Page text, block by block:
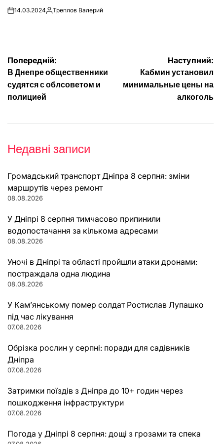
on14.03.2024Опубліковано
Треплов Валерий
Навігація
записів
Попередній:
В Днепре общественники
судятся с облсоветом и
полицией
Наступний:
Кабмин установил
минимальные цены на
алкоголь
Недавні записи
Громадський транспорт Дніпра 8 серпня: зміни
маршрутів через ремонт
08.08.2026
У Дніпрі 8 серпня тимчасово припинили
водопостачання за кількома адресами
08.08.2026
Уночі в Дніпрі та області пройшли атаки дронами:
постраждала одна людина
08.08.2026
У Кам’янському помер солдат Ростислав Лупашко
під час лікування
07.08.2026
Обрізка рослин у серпні: поради для садівників
Дніпра
07.08.2026
Затримки поїздів з Дніпра до 10+ годин через
пошкодження інфраструктури
07.08.2026
Погода у Дніпрі 8 серпня: дощі з грозами та спека